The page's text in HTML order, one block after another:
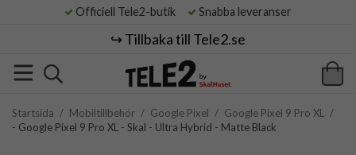
Officiell Tele2-butik Snabba leveranser
↪️ Tillbaka till Tele2.se
Startsida / Mobiltillbehör / Google Pixel / Google Pixel 9 Pro XL
/
- Google Pixel 9 Pro XL - Skal - Ultra Hybrid - Matte Black